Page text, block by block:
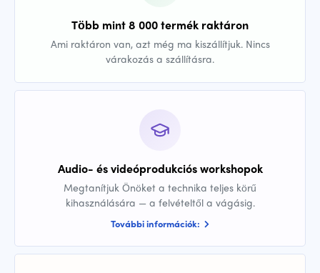
Több mint 8 000 termék raktáron
Ami raktáron van, azt még ma kiszállítjuk. Nincs
várakozás a szállításra.
Audio- és videóprodukciós workshopok
Megtanítjuk Önöket a technika teljes körű
kihasználására — a felvételtől a vágásig.
További információk: